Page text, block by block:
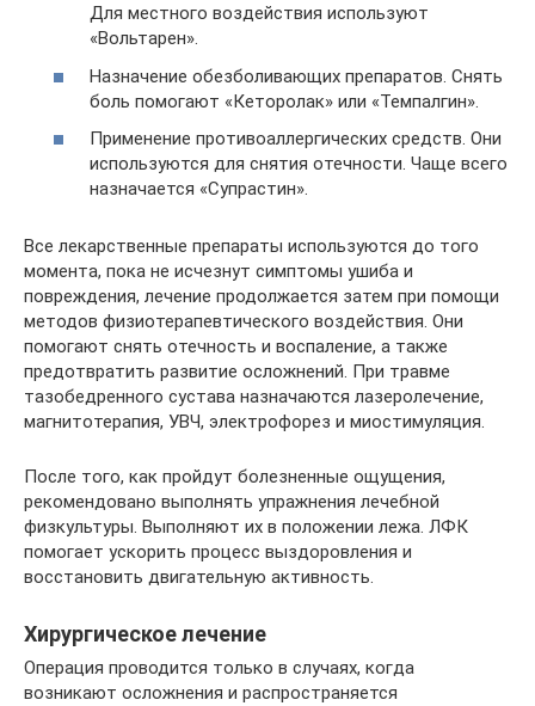
Для местного воздействия используют
«Вольтарен».
Назначение обезболивающих препаратов. Снять
боль помогают «Кеторолак» или «Темпалгин».
Применение противоаллергических средств. Они
используются для снятия отечности. Чаще всего
назначается «Супрастин».
Все лекарственные препараты используются до того
момента, пока не исчезнут симптомы ушиба и
повреждения, лечение продолжается затем при помощи
методов физиотерапевтического воздействия. Они
помогают снять отечность и воспаление, а также
предотвратить развитие осложнений. При травме
тазобедренного сустава назначаются лазеролечение,
магнитотерапия, УВЧ, электрофорез и миостимуляция.
После того, как пройдут болезненные ощущения,
рекомендовано выполнять упражнения лечебной
физкультуры. Выполняют их в положении лежа. ЛФК
помогает ускорить процесс выздоровления и
восстановить двигательную активность.
Хирургическое лечение
Операция проводится только в случаях, когда
возникают осложнения и распространяется